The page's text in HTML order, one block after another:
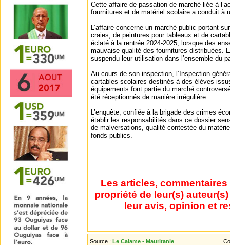
Cette affaire de passation de marché liée à
fournitures et de matériel scolaire a conduit à
L’affaire concerne un marché public portant
craies, de peintures pour tableaux et de
éclaté à la rentrée 2024-2025, lorsque des
mauvaise qualité des fournitures distribuées.
suspendu leur utilisation dans l’ensemble du
Au cours de son inspection, l’Inspection
cartables scolaires destinés à des élèves
équipements font partie du marché
été réceptionnés de manière irrégulière.
L’enquête, confiée à la brigade des crimes
établir les responsabilités dans ce dossier
de malversations, qualité contestée du
fonds publics.
Les articles,
propriété de leur(s)
leur avis, opinion et
Source : Le Calame - Mauritanie